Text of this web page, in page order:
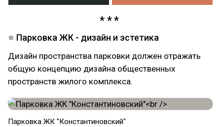
⭐ Парковка ЖК - дизайн и эстетика
Дизайн пространства парковки должен отражать
общую концепцию дизайна общественных
пространств жилого комплекса.
Парковка ЖК "Константиновский"